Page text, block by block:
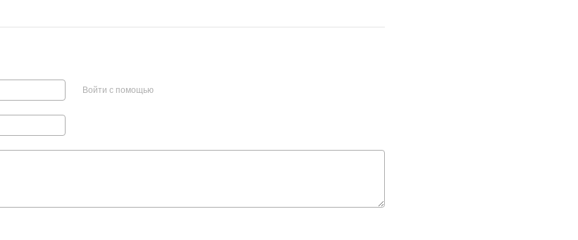
Войти с помощью